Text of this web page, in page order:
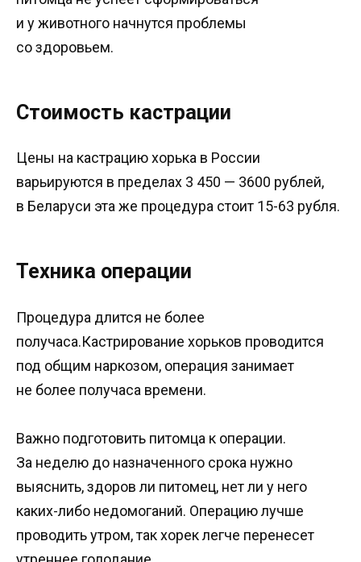
и у животного начнутся проблемы
со здоровьем.
Стоимость кастрации
Цены на кастрацию хорька в России
варьируются в пределах 3 450 — 3600 рублей,
в Беларуси эта же процедура стоит 15-63 рубля.
Техника операции
Процедура длится не более
получаса.Кастрирование хорьков проводится
под общим наркозом, операция занимает
не более получаса времени.
Важно подготовить питомца к операции.
За неделю до назначенного срока нужно
выяснить, здоров ли питомец, нет ли у него
каких-либо недомоганий. Операцию лучше
проводить утром, так хорек легче перенесет